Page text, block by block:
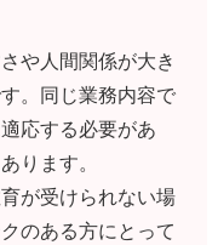
や人間関係が大き
。同じ業務内容で
応する必要があ
ります。
が受けられない場
のある方にとって